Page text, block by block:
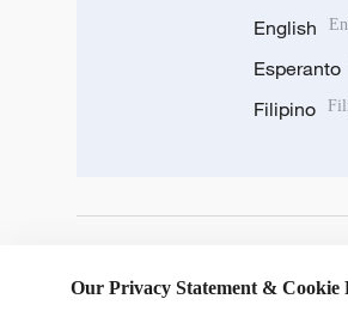
English
Esperanto
Filipino
Our Privacy Statement & Cookie